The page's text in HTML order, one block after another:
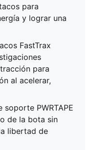
para
y lograr una
FastTrax
para
al acelerar,
soporte PWRTAPE
de la bota sin
libertad de